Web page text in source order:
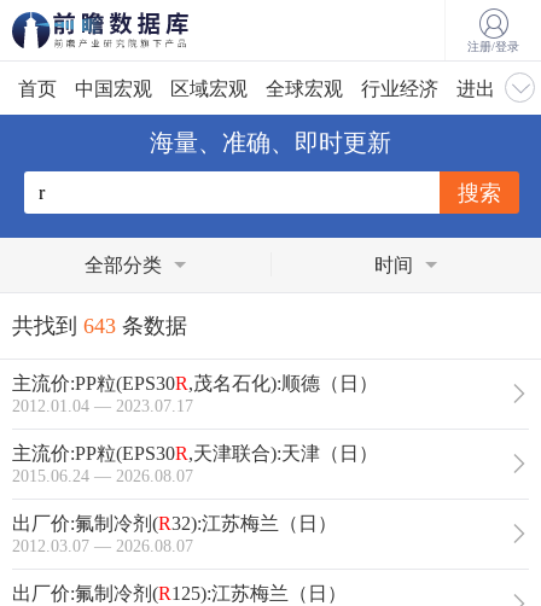
注册/登录
首页 中国宏观 区域宏观 全球宏观 行业经济 进出口
海量、准确、即时更新
全部分类 时间
共找到 643 条数据
主流价:PP粒(EPS30R,茂名石化):顺德（日）
2012.01.04 — 2023.07.17
主流价:PP粒(EPS30R,天津联合):天津（日）
2015.06.24 — 2026.08.07
出厂价:氟制冷剂(R32):江苏梅兰（日）
2012.03.07 — 2026.08.07
出厂价:氟制冷剂(R125):江苏梅兰（日）